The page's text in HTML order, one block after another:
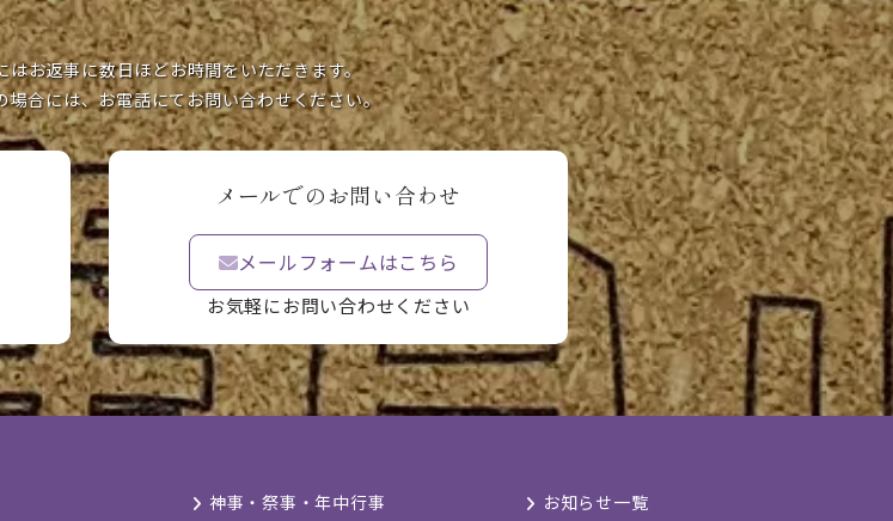
はお返事に数日ほどお時間をいただきます。
場合には、お電話にてお問い合わせください。
メールでのお問い合わせ
メールフォームはこちら
お気軽にお問い合わせください
神事・祭事・年中行事
お知らせ一覧